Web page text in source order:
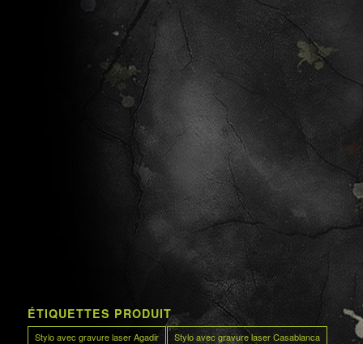
ÉTIQUETTES PRODUIT
Stylo avec gravure laser Agadir
Stylo avec gravure laser Casablanca